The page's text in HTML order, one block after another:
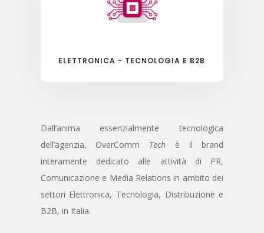
ELETTRONICA - TECNOLOGIA E B2B
Dall’anima essenzialmente tecnologica
dell’agenzia, OverComm Tech è il brand
interamente dedicato alle attività di PR,
Comunicazione e Media Relations in ambito dei
settori Elettronica, Tecnologia, Distribuzione e
B2B, in Italia.